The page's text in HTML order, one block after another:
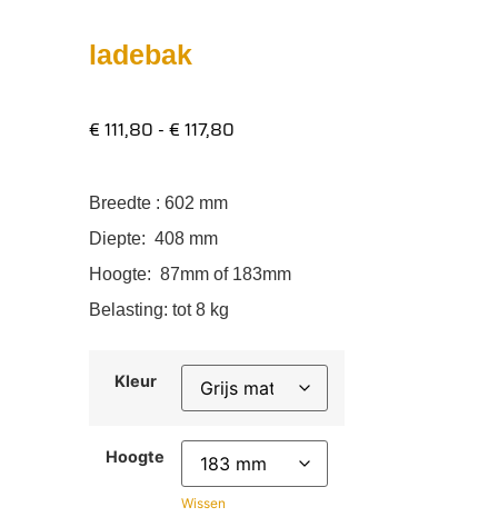
ladebak
€ 111,80 - € 117,80
Breedte : 602 mm
Diepte: 408 mm
Hoogte: 87mm of 183mm
Belasting: tot8 kg
Kleur
Hoogte
Wissen